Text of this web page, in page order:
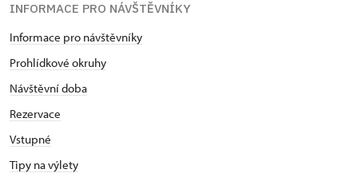
INFORMACE PRO NÁVŠTĚVNÍKY
Informace pro návštěvníky
Prohlídkové okruhy
Návštěvní doba
Rezervace
Vstupné
Tipy na výlety